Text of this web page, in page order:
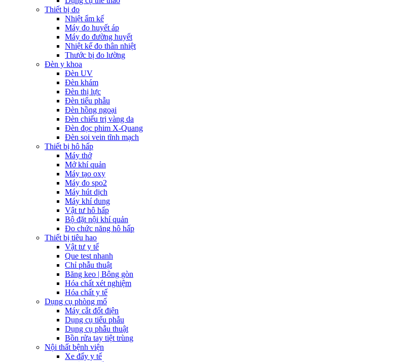
Thiết bị đo
Nhiệt ẩm kế
Máy đo huyết áp
Máy đo đường huyết
Nhiệt kế đo thân nhiệt
Thước bị đo lường
Đèn y khoa
Đèn UV
Đèn khám
Đèn thị lực
Đèn tiểu phẫu
Đèn hồng ngoại
Đèn chiếu trị vàng da
Đèn đọc phim X-Quang
Đèn soi vein tĩnh mạch
Thiết bị hô hấp
Máy thở
Mở khí quản
Máy tạo oxy
Máy đo spo2
Máy hút dịch
Máy khí dung
Vật tư hô hấp
Bộ đặt nội khí quản
Đo chức năng hô hấp
Thiết bị tiêu hao
Vật tư y tế
Que test nhanh
Chỉ phẫu thuật
Băng keo | Bông gòn
Hóa chất xét nghiệm
Hóa chất y tế
Dụng cụ phòng mổ
Máy cắt đốt điện
Dụng cụ tiểu phẫu
Dụng cụ phẫu thuật
Bồn rửa tay tiệt trùng
Nội thất bệnh viện
Xe đẩy y tế